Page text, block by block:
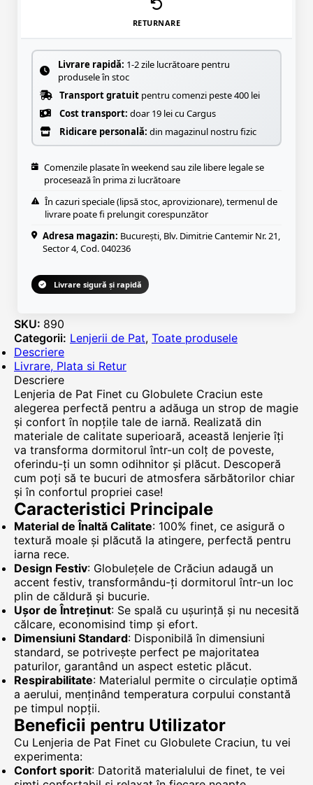
RETURNARE
Livrare rapidă: 1-2 zile lucrătoare pentru
produsele în stoc
Transport gratuit pentru comenzi peste 400 lei
Cost transport: doar 19 lei cu Cargus
Ridicare personală: din magazinul nostru fizic
Comenzile plasate în weekend sau zile libere legale se
procesează în prima zi lucrătoare
În cazuri speciale (lipsă stoc, aprovizionare), termenul de
livrare poate fi prelungit corespunzător
Adresa magazin: București, Blv. Dimitrie Cantemir Nr. 21,
Sector 4, Cod. 040236
Livrare sigură și rapidă
SKU: 890
Categorii: Lenjerii de Pat, Toate produsele
Descriere
Livrare, Plata si Retur
Descriere
Lenjeria de Pat Finet cu Globulete Craciun este
alegerea perfectă pentru a adăuga un strop de magie
și confort în nopțile tale de iarnă. Realizată din
materiale de calitate superioară, această lenjerie îți
va transforma dormitorul într-un colț de poveste,
oferindu-ți un somn odihnitor și plăcut. Descoperă
cum poți să te bucuri de atmosfera sărbătorilor chiar
și în confortul propriei case!
Caracteristici Principale
Material de Înaltă Calitate: 100% finet, ce asigură o
textură moale și plăcută la atingere, perfectă pentru
iarna rece.
Design Festiv: Globulețele de Crăciun adaugă un
accent festiv, transformându-ți dormitorul într-un loc
plin de căldură și bucurie.
Ușor de Întreținut: Se spală cu ușurință și nu necesită
călcare, economisind timp și efort.
Dimensiuni Standard: Disponibilă în dimensiuni
standard, se potrivește perfect pe majoritatea
paturilor, garantând un aspect estetic plăcut.
Respirabilitate: Materialul permite o circulație optimă
a aerului, menținând temperatura corpului constantă
pe timpul nopții.
Beneficii pentru Utilizator
Cu Lenjeria de Pat Finet cu Globulete Craciun, tu vei
experimenta:
Confort sporit: Datorită materialului de finet, te vei